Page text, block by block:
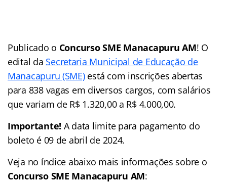
Publicado o Concurso SME Manacapuru AM! O
edital da Secretaria Municipal de Educação de
Manacapuru (SME)está com inscrições abertas
para 838 vagas em diversos cargos, com salários
que variam de R$ 1.320,00 a R$ 4.000,00.
Importante! A data limite para pagamento do
boleto é 09 de abril de 2024.
Veja no índice abaixo mais informações sobre o
Concurso SME Manacapuru AM: